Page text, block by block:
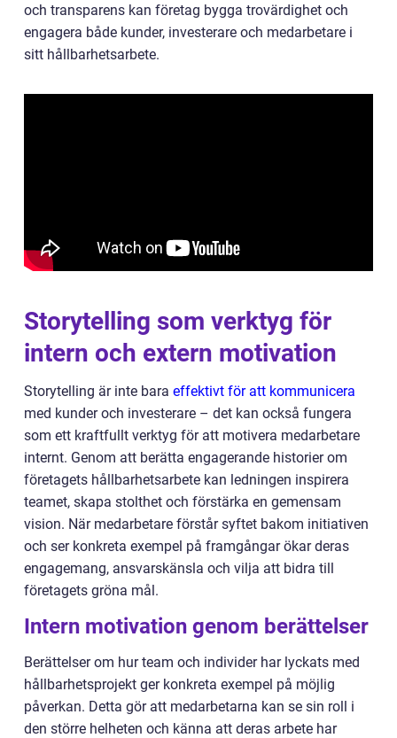
och transparens kan företag bygga trovärdighet och
engagera både kunder, investerare och medarbetare i
sitt hållbarhetsarbete.
Storytelling som verktyg för
intern och extern motivation
Storytelling är inte bara effektivt för att kommunicera
med kunder och investerare – det kan också fungera
som ett kraftfullt verktyg för att motivera medarbetare
internt. Genom att berätta engagerande historier om
företagets hållbarhetsarbete kan ledningen inspirera
teamet, skapa stolthet och förstärka en gemensam
vision. När medarbetare förstår syftet bakom initiativen
och ser konkreta exempel på framgångar ökar deras
engagemang, ansvarskänsla och vilja att bidra till
företagets gröna mål.
Intern motivation genom berättelser
Berättelser om hur team och individer har lyckats med
hållbarhetsprojekt ger konkreta exempel på möjlig
påverkan. Detta gör att medarbetarna kan se sin roll i
den större helheten och känna att deras arbete har